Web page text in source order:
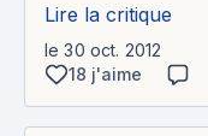
Lire la critique
le 30 oct. 2012
18 j'aime